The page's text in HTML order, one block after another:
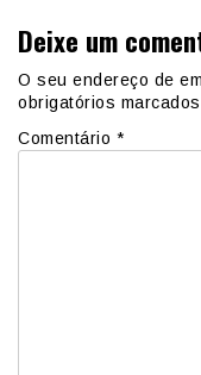
Deixe um
O seu endereço de
obrigatórios marcados
Comentário *